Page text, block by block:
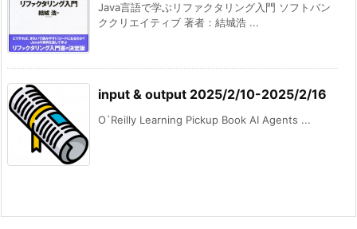
Java言語で学ぶリファクタリング入門 ソフトバン
ククリエイティブ 著者：結城浩 ...
input & output 2025/2/10-2025/2/16
O`Reilly Learning Pickup Book AI Agents ...